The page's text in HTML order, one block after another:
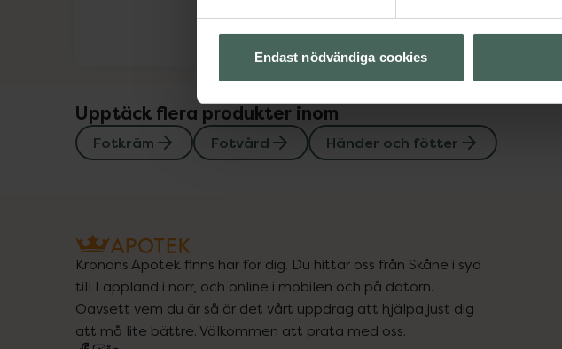
Endast nödvändiga cookies
Upptäck flera produkter inom
Fotkräm Fotvård Händer och fötter
Kronans Apotek finns här för dig. Du hittar oss från Skåne i syd
till Lappland i norr, och online i mobilen och på datorn.
Oavsett vem du är så är det vårt uppdrag att hjälpa just dig
att må lite bättre. Välkommen att prata med oss.